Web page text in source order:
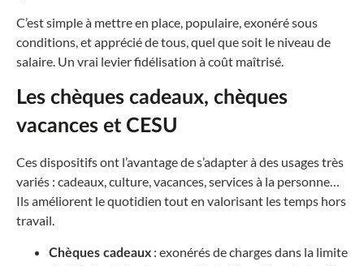
C’est simple à mettre en place, populaire, exonéré sous
conditions, et apprécié de tous, quel que soit le niveau de
salaire. Un vrai levier fidélisation à coût maîtrisé.
Les chèques cadeaux, chèques
vacances et CESU
Ces dispositifs ont l’avantage de s’adapter à des usages très
variés : cadeaux, culture, vacances, services à la personne…
Ils améliorent le quotidien tout en valorisant les temps hors
travail.
Chèques cadeaux : exonérés de charges dans la limite